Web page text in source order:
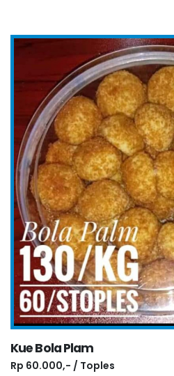
Kue Bola Plam
Rp 60.000,- / Toples